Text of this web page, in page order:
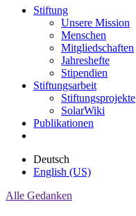
Stiftung
Unsere Mission
Menschen
Mitgliedschaften
Jahreshefte
Stipendien
Stiftungsarbeit
Stiftungsprojekte
SolarWiki
Publikationen
Deutsch
English (US)
Alle Gedanken